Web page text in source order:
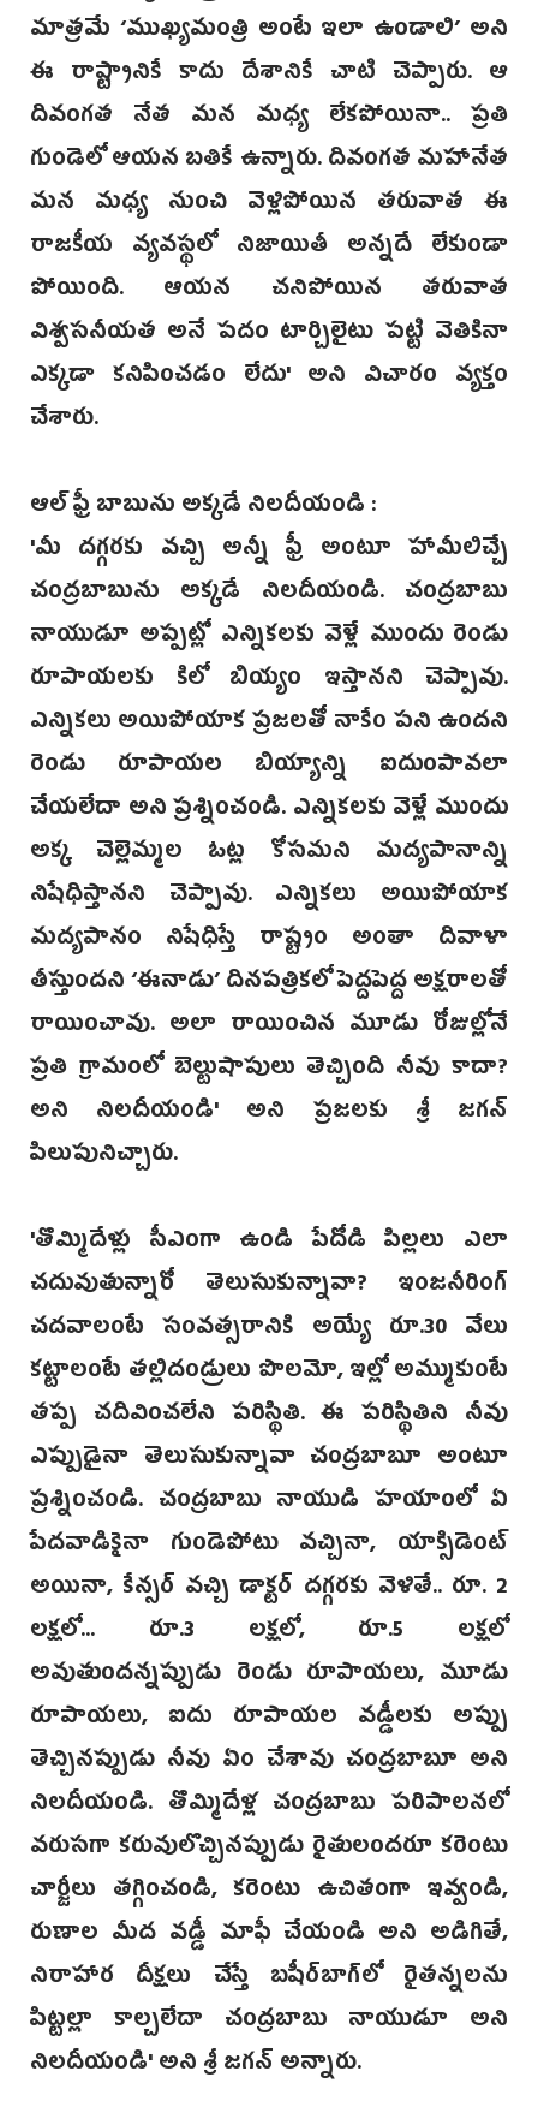
మాత్రమే ‘ముఖ్యమంత్రి అంటే ఇలా ఉండాలి’ అని
ఈ రాష్ట్రానికే కాదు దేశానికే చాటి చెప్పారు. ఆ
దివంగత నేత మన మధ్య లేకపోయినా.. ప్రతి
గుండెలో ఆయన బతికే ఉన్నా‌రు. దివంగత మహానేత
మన మధ్య నుంచి వెళ్లిపోయిన తరువాత ఈ
రాజకీయ వ్యవస్థలో నిజాయితీ అన్నదే లేకుండా
పోయింది. ఆయన చనిపోయిన తరువాత
విశ్వసనీయత అనే పదం టార్చిలైటు పట్టి వెతికినా
ఎక్కడా కనిపించడం లేదు' అని విచారం వ్యక్తం
చేశారు.
ఆల్‌ ఫ్రీ బాబును అక్కడే నిలదీయండి :
'మీ దగ్గరకు వచ్చి అన్నీ ఫ్రీ అంటూ హామీలిచ్చే
చంద్రబాబును అక్కడే నిలదీయండి. చంద్రబాబు
నాయుడూ అప్పట్లో ఎన్నికలకు వెళ్లే ముందు రెండు
రూపాయలకు కిలో బియ్యం ఇస్తానని చెప్పావు.
ఎన్నికలు అయిపోయాక ప్రజలతో నాకేం పని ఉందని
రెండు రూపాయల బియ్యాన్ని ఐదుంపావలా
చేయలేదా అని ప్రశ్నించండి. ఎన్నికలకు వెళ్లే ముందు
అక్క చెల్లెమ్మల ఓట్ల కోసమని మద్యపానాన్ని
నిషేధిస్తానని చెప్పావు. ఎన్నికలు అయిపోయాక
మద్యపానం నిషేధిస్తే రాష్ట్రం అంతా దివాళా
తీస్తుందని ‘ఈనాడు’ దినపత్రికలో పెద్దపెద్ద అక్షరాలతో
రాయించావు. అలా రాయించిన మూడు రోజుల్లోనే
ప్రతి గ్రామంలో బెల్టుషాపులు తెచ్చింది నీవు కాదా?
అని నిలదీయండి' అని ప్రజలకు శ్రీ జగన్
పిలుపునిచ్చారు.
‌'తొమ్మిదేళ్లు సీఎంగా ఉండి పేదోడి పిల్లలు ఎలా
చదువుతున్నారో తెలుసుకున్నావా? ఇంజనీరింగ్
చదవాలంటే సంవత్సరానికి‌ అయ్యే రూ.30 వేలు
కట్టాలంటే తల్లిదండ్రులు పొలమో, ఇల్లో అమ్ముకుంటే
తప్ప చదివించలేని పరిస్థితి. ఈ పరిస్థితిని నీవు
ఎప్పుడైనా తెలుసుకున్నావా చంద్రబాబూ అంటూ
ప్రశ్నించండి. చంద్రబాబు నాయుడి హయాంలో ఏ
పేదవాడికైనా గుండెపోటు వచ్చినా, యాక్సిడెంట్
అయినా, ‌కేన్స‌ర్ వచ్చి డాక్టర్ దగ్గరకు వె‌ళితే.. రూ. 2
లక్షలో... రూ.3 లక్షలో, రూ.5 లక్షలో
అవుతుందన్నప్పుడు రెండు రూపాయలు, మూడు
రూపాయలు, ఐదు రూపాయల వడ్డీలకు అప్పు
తెచ్చినప్పుడు నీవు ఏం చేశావు చంద్రబాబూ అని
నిలదీయండి. తొమ్మిదేళ్ల చంద్రబాబు పరిపాలనలో
వరుసగా కరువులొచ్చినప్పుడు రైతులందరూ కరెంటు
చార్జీలు తగ్గించండి, కరెంటు ఉచితంగా ఇవ్వండి,
రుణాల మీద వడ్డీ మాఫీ చేయండి అని అడిగితే,
నిరాహార దీక్షలు చేస్తే బషీర్‌బాగ్‌లో రైతన్నలను
పిట్టల్లా కాల్చలేదా చంద్రబాబు నాయుడూ అని
నిలదీయండి' అని శ్రీ జగన్‌ అన్నారు.